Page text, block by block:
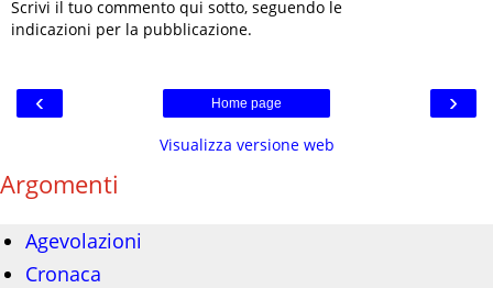
Scrivi il tuo commento qui sotto, seguendo le
indicazioni per la pubblicazione.
‹ ›
Home page
Visualizza versione web
Argomenti
Agevolazioni
Cronaca